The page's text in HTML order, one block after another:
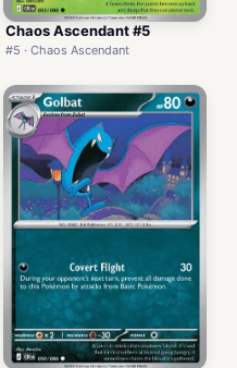
Chaos Ascendant #5
#5 · Chaos Ascendant